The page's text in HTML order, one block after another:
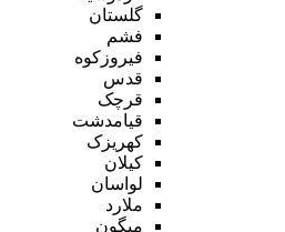
گلستان
فشم
فیروزکوه
قدس
قرچک
قیامدشت
کهریزک
کیلان
لواسان
ملارد
میگون